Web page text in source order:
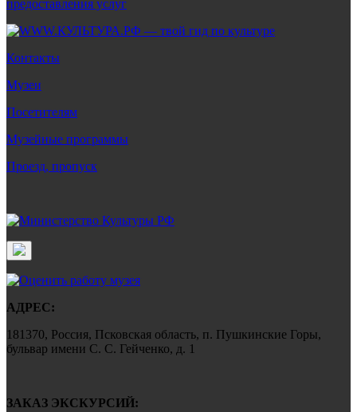
Контакты
Музеи
Посетителям
Музейные программы
Проезд, пропуск
АДРЕС:
181370, Россия, Псковская область, п. Пушкинские Горы,
бульвар имени С. С. Гейченко, д. 1
ЗАКАЗ ЭКСКУРСИЙ: